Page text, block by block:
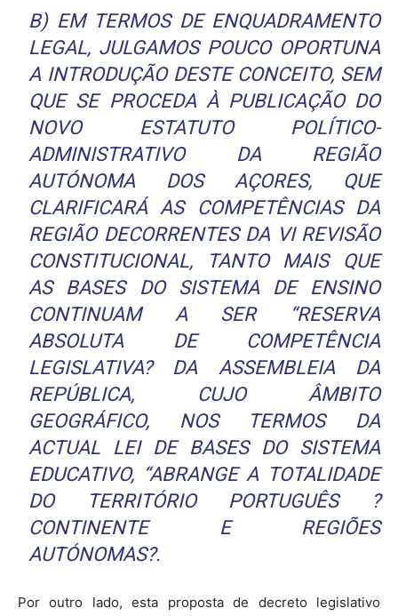
B) EM TERMOS DE ENQUADRAMENTO
LEGAL, JULGAMOS POUCO OPORTUNA
A INTRODUÇÃO DESTE CONCEITO, SEM
QUE SE PROCEDA À PUBLICAÇÃO DO
NOVO ESTATUTO POLÍTICO-
ADMINISTRATIVO DA REGIÃO
AUTÓNOMA DOS AÇORES, QUE
CLARIFICARÁ AS COMPETÊNCIAS DA
REGIÃO DECORRENTES DA VI REVISÃO
CONSTITUCIONAL, TANTO MAIS QUE
AS BASES DO SISTEMA DE ENSINO
CONTINUAM A SER “RESERVA
ABSOLUTA DE COMPETÊNCIA
LEGISLATIVA? DA ASSEMBLEIA DA
REPÚBLICA, CUJO ÂMBITO
GEOGRÁFICO, NOS TERMOS DA
ACTUAL LEI DE BASES DO SISTEMA
EDUCATIVO, “ABRANGE A TOTALIDADE
DO TERRITÓRIO PORTUGUÊS ?
CONTINENTE E REGIÕES
AUTÓNOMAS?.
Por outro lado, esta proposta de decreto legislativo